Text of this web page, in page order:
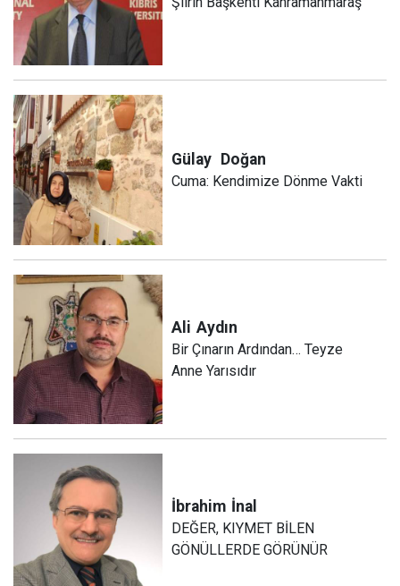
Gülay Doğan
Cuma: Kendimize Dönme Vakti
Ali Aydın
Bir Çınarın Ardından… Teyze
Anne Yarısıdır
İbrahim İnal
DEĞER, KIYMET BİLEN
GÖNÜLLERDE GÖRÜNÜR